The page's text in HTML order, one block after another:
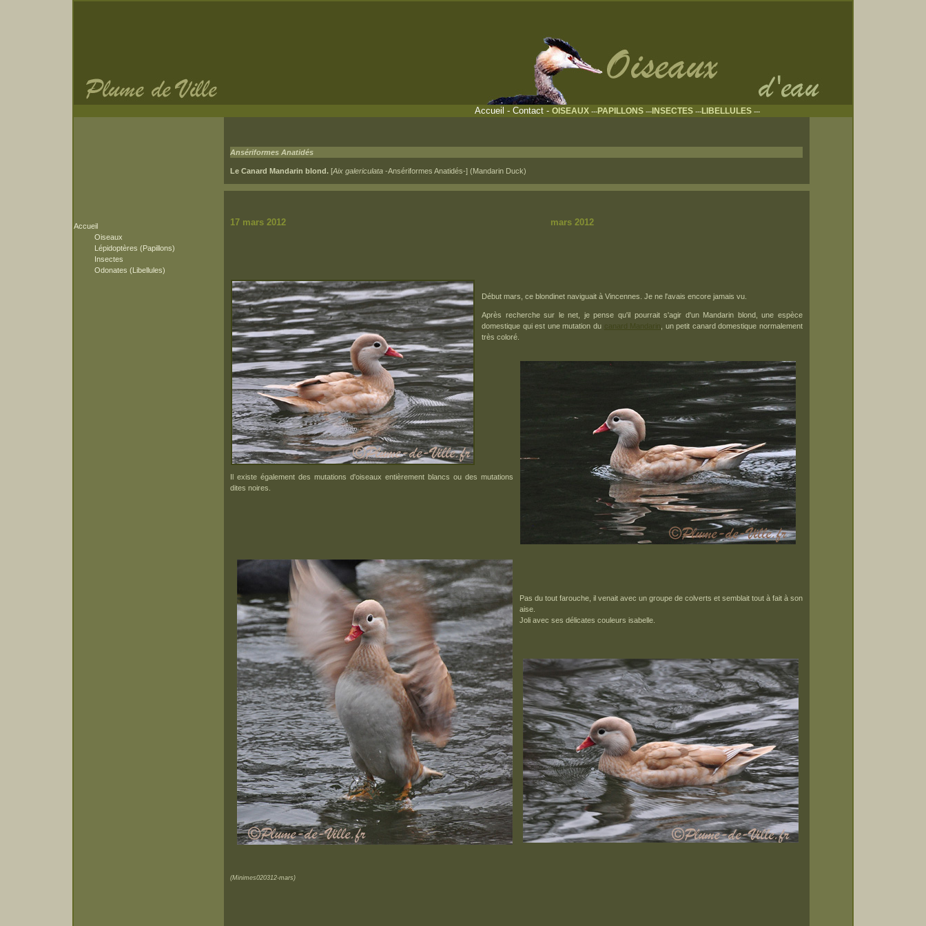
Accueil - Contact- OISEAUX ---PAPILLONS ---INSECTES ---LIBELLULES ---
Accueil
Oiseaux
Lépidoptères (Papillons)
Insectes
Odonates (Libellules)
Ansériformes Anatidés
Le Canard Mandarin blond. [Aix galericulata -Ansériformes Anatidés-] (Mandarin Duck)
17 mars 2012 mars 2012
Début mars, ce blondinet naviguait à Vincennes. Je ne l'avais encore jamais vu.
Après recherche sur le net, je pense qu'il pourrait s'agir d'un Mandarin blond, une espèce
domestique qui est une mutation du
canard Mandarin
, un petit canard domestique normalement
très coloré.
Il existe également des mutations d'oiseaux entièrement blancs ou des mutations
dites noires.
Pas du tout farouche, il venait avec un groupe de colverts et semblait tout à fait à son
aise.
Joli avec ses délicates couleurs isabelle.
(Minimes020312-mars)